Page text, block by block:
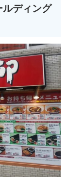
ルディング